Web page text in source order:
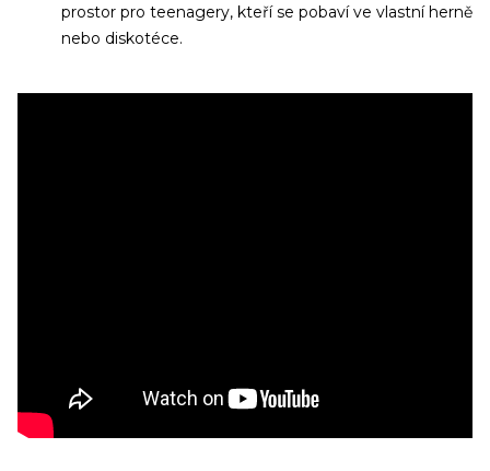
prostor pro teenagery, kteří se pobaví ve vlastní herně
nebo diskotéce.
Už odcházíte?
Odesláním souhlasíte se